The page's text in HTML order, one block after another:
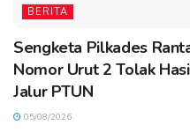
BERITA
Sengketa Pilkades
Nomor Urut 2 Tolak
Jalur PTUN
05/08/2026